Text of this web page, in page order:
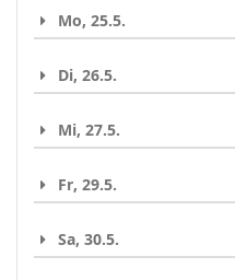
auswählen
Mo, 25.5.
Di, 26.5.
Mi, 27.5.
Fr, 29.5.
Sa, 30.5.